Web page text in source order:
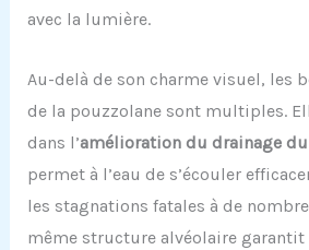
avec la lumière.
Au-delà de son charme visuel, les
de la pouzzolane sont multiples.
dans l’amélioration du drainage
permet à l’eau de s’écouler
les stagnations fatales à de
même structure alvéolaire